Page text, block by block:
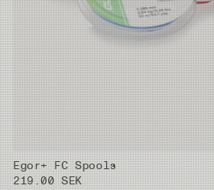
0.185 mm 2.84 kg
1X 0.26 mm 5.14 kg
Egor+ FC Spools
219.00 SEK